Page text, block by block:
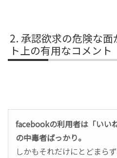
承認欲求の危険な面
ト上の有用なコメント
facebookの利用者は「いい
の中毒者ばっかり。
しかもそれだけにとどまら